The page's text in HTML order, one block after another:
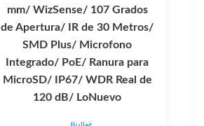
mm/ WizSense/ 107 Grados
de Apertura/ IR de 30 Metros/
SMD Plus/ Microfono
Integrado/ PoE/ Ranura para
MicroSD/ IP67/ WDR Real de
120 dB/ LoNuevo